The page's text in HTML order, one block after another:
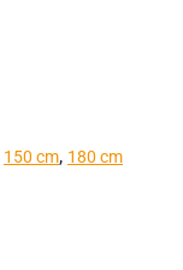
150 cm, 180 cm